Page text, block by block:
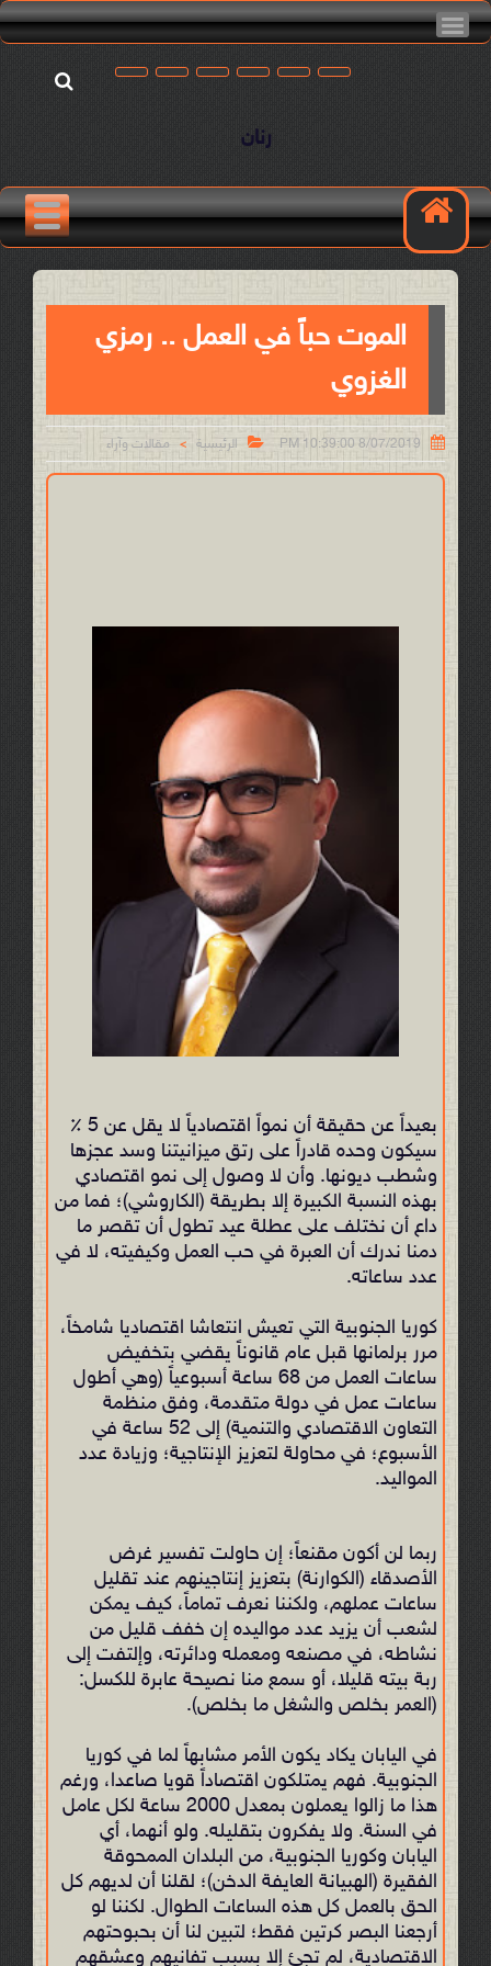
رنان
الموت حباً في العمل .. رمزي
الغزوي

8/07/2019 10:39:00 PM
 الرئيسية > مقالات وآراء
بعيداً عن حقيقة أن نمواً اقتصادياً لا يقل عن 5 ٪
سيكون وحده قادراً على رتق ميزانيتنا وسد عجزها
وشطب ديونها. وأن لا وصول إلى نمو اقتصادي
بهذه النسبة الكبيرة إلا بطريقة (الكاروشي)؛ فما من
داع أن نختلف على عطلة عيد تطول أن تقصر ما
دمنا ندرك أن العبرة في حب العمل وكيفيته، لا في
عدد ساعاته.
كوريا الجنوبية التي تعيش انتعاشا اقتصاديا شامخاً،
مرر برلمانها قبل عام قانوناً يقضي بتخفيض
ساعات العمل من 68 ساعة أسبوعياً (وهي أطول
ساعات عمل في دولة متقدمة، وفق منظمة
التعاون الاقتصادي والتنمية) إلى 52 ساعة في
الأسبوع؛ في محاولة لتعزيز الإنتاجية؛ وزيادة عدد
المواليد.
ربما لن أكون مقنعاً؛ إن حاولت تفسير غرض
الأصدقاء (الكوارنة) بتعزيز إنتاجينهم عند تقليل
ساعات عملهم، ولكننا نعرف تماماً، كيف يمكن
لشعب أن يزيد عدد مواليده إن خفف قليل من
نشاطه، في مصنعه ومعمله ودائرته، وإلتفت إلى
ربة بيته قليلا، أو سمع منا نصيحة عابرة للكسل:
(العمر بخلص والشغل ما بخلص).
في اليابان يكاد يكون الأمر مشابهاً لما في كوريا
الجنوبية. فهم يمتلكون اقتصاداً قويا صاعدا، ورغم
هذا ما زالوا يعملون بمعدل 2000 ساعة لكل عامل
في السنة. ولا يفكرون بتقليله. ولو أنهما، أي
اليابان وكوريا الجنوبية، من البلدان الممحوقة
الفقيرة (الهبيانة العايفة الدخن)؛ لقلنا أن لديهم كل
الحق بالعمل كل هذه الساعات الطوال. لكننا لو
أرجعنا البصر كرتين فقط؛ لتبين لنا أن بحبوحتهم
الاقتصادية، لم تجئ إلا بسبب تفانيهم وعشقهم